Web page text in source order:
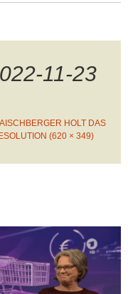
11-23
HOLT DAS
(620 × 349)